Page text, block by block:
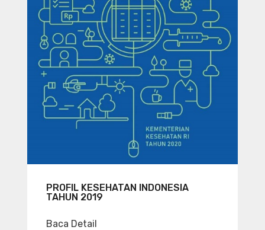
PROFIL KESEHATAN INDONESIA
TAHUN 2019
Baca Detail